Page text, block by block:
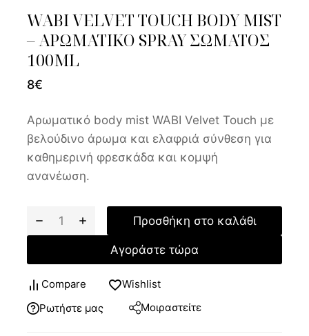
WABI VELVET TOUCH BODY MIST
– ΑΡΩΜΑΤΙΚΟ SPRAY ΣΩΜΑΤΟΣ
100ML
8€
Αρωματικό body mist WABI Velvet Touch με
βελούδινο άρωμα και ελαφριά σύνθεση για
καθημερινή φρεσκάδα και κομψή
ανανέωση.
Προσθήκη στο καλάθι
Αγοράστε τώρα
Compare
Wishlist
Ρωτήστε μας
Μοιραστείτε